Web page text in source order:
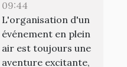
événement en
plein air
09:44
L'organisation d'un
événement en plein
air est toujours une
aventure excitante,